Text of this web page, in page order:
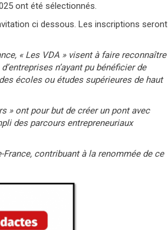
ont été sélectionnés.
ci dessous. Les inscriptions seront
« Les VDA » visent à faire reconnaître
n’ayant pu bénéficier de
écoles ou études supérieures de haut
» ont pour but de créer un pont avec
des parcours entrepreneuriaux
contribuant à la renommée de ce